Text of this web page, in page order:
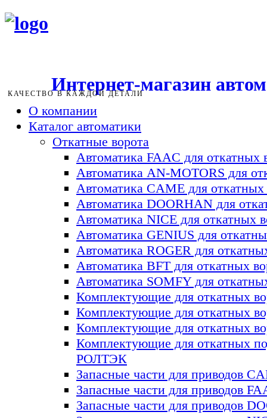
Интернет-магазин
КАЧЕСТВО В КАЖДОЙ ДЕТАЛИ
О компании
Каталог автоматики
Откатные ворота
Автоматика FAAC для откатных
Автоматика AN-MOTORS для
Автоматика CAME для откатных
Автоматика DOORHAN для
Автоматика NICE для откатных
Автоматика GENIUS для
Автоматика ROGER для
Автоматика BFT для откатных
Автоматика SOMFY для
Комплектующие для откатных
Комплектующие для откатных
Комплектующие для откатных
Комплектующие для откатных
РОЛТЭК
Запасные части для приводов
Запасные части для приводов
Запасные части для приводов